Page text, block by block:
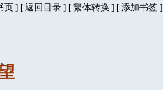
页 ] [ 返回目录 ] [ 繁体转换 ] [ 添加书签 ]